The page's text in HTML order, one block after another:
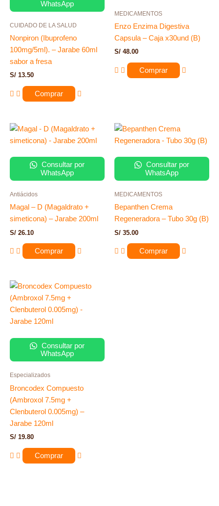
WhatsApp
CUIDADO DE LA SALUD
Nonpiron (Ibuprofeno
100mg/5ml). – Jarabe 60ml
sabor a fresa
S/ 13.50
Comprar
MEDICAMENTOS
Enzo Enzima Digestiva
Capsula – Caja x30und (B)
S/ 48.00
Comprar
Consultar por
WhatsApp
Antiácidos
Magal – D (Magaldrato +
simeticona) – Jarabe 200ml
S/ 26.10
Comprar
Consultar por
WhatsApp
MEDICAMENTOS
Bepanthen Crema
Regeneradora – Tubo 30g (B)
S/ 35.00
Comprar
Consultar por
WhatsApp
Especializados
Broncodex Compuesto
(Ambroxol 7.5mg +
Clenbuterol 0.005mg) –
Jarabe 120ml
S/ 19.80
Comprar